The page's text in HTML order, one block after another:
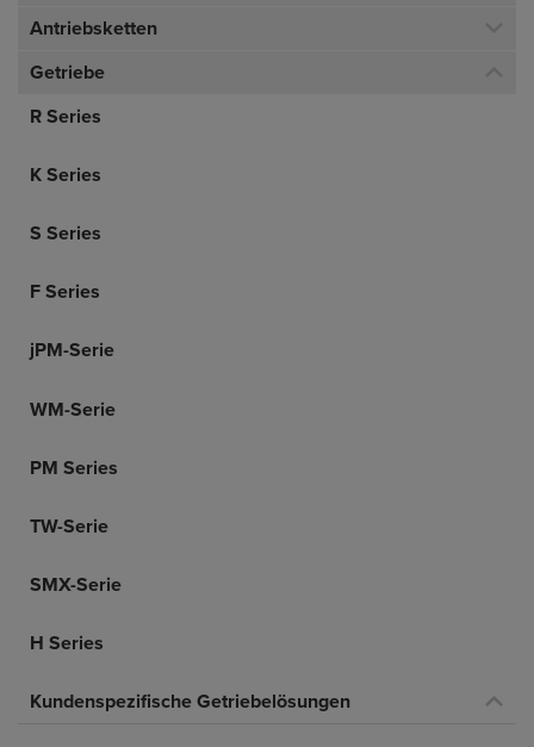
Antriebsketten
Getriebe
R Series
K Series
S Series
F Series
jPM-Serie
WM-Serie
PM Series
TW-Serie
SMX-Serie
H Series
Kundenspezifische Getriebelösungen